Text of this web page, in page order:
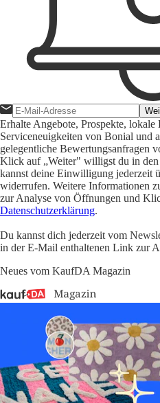
Erhalte Angebote, Prospekte, lokale
Serviceneuigkeiten von Bonial und
gelegentliche Bewertungsanfragen
Klick auf „Weiter" willigst du in
kannst deine Einwilligung jederzeit
widerrufen. Weitere Informationen
zur Analyse von Öffnungen und
Datenschutzerklärung.
Du kannst dich jederzeit vom
in der E-Mail enthaltenen Link zur
Neues vom KaufDA Magazin